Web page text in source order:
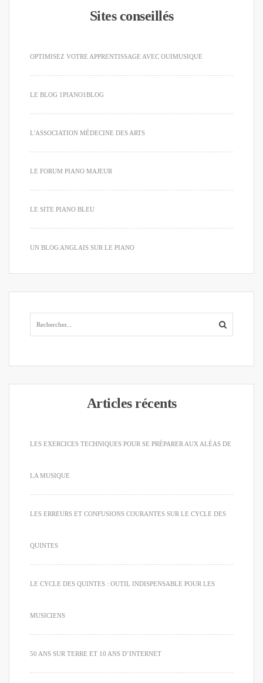
Sites conseillés
OPTIMISEZ VOTRE APPRENTISSAGE AVEC OUIMUSIQUE
LE BLOG 1PIANO1BLOG
L'ASSOCIATION MÉDECINE DES ARTS
LE FORUM PIANO MAJEUR
LE SITE PIANO BLEU
UN BLOG ANGLAIS SUR LE PIANO
Articles récents
LES EXERCICES TECHNIQUES POUR SE PRÉPARER AUX ALÉAS DE
LA MUSIQUE
LES ERREURS ET CONFUSIONS COURANTES SUR LE CYCLE DES
QUINTES
LE CYCLE DES QUINTES : OUTIL INDISPENSABLE POUR LES
MUSICIENS
50 ANS SUR TERRE ET 10 ANS D’INTERNET